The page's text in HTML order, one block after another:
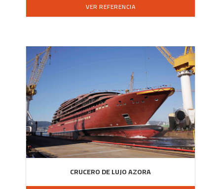
VER REFERENCIA
CRUCERO DE LUJO AZORA